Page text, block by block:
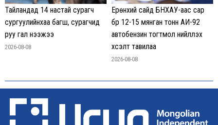
Тайландад 14 настай сурагч
сургуулийнхаа багш, сурагчид
руу гал нээжээ
2026-08-08
Ерөнхий сайд БНХАУ-аас сар
бүр 12-15 мянган тонн АИ-92
автобензин тогтмол нийлүүлэх
хүсэлт тавилаа
2026-08-08